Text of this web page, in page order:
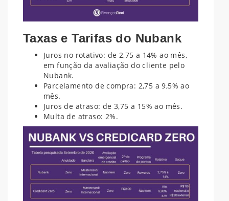
Taxas e Tarifas do Nubank
Juros no rotativo: de 2,75 a 14% ao mês,
em função da avaliação do cliente pelo
Nubank.
Parcelamento de compra: 2,75 a 9,5% ao
mês.
Juros de atraso: de 3,75 a 15% ao mês.
Multa de atraso: 2%.